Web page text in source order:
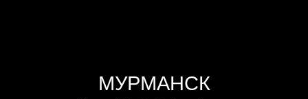
МУРМАНСК